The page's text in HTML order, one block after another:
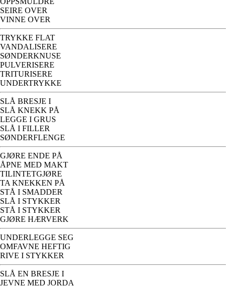
SEIRE OVER
VINNE OVER
TRYKKE FLAT
VANDALISERE
SØNDERKNUSE
PULVERISERE
TRITURISERE
UNDERTRYKKE
SLÅ BRESJE I
SLÅ KNEKK PÅ
LEGGE I GRUS
SLÅ I FILLER
SØNDERFLENGE
GJØRE ENDE PÅ
ÅPNE MED MAKT
TILINTETGJØRE
TA KNEKKEN PÅ
STÅ I SMADDER
SLÅ I STYKKER
STÅ I STYKKER
GJØRE HÆRVERK
UNDERLEGGE SEG
OMFAVNE HEFTIG
RIVE I STYKKER
SLÅ EN BRESJE I
JEVNE MED JORDA